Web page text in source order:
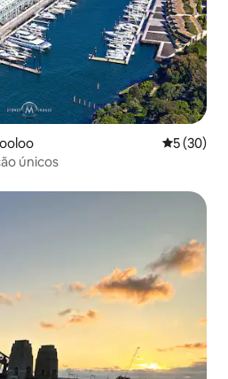
5 de uma
5 (30)
únicos